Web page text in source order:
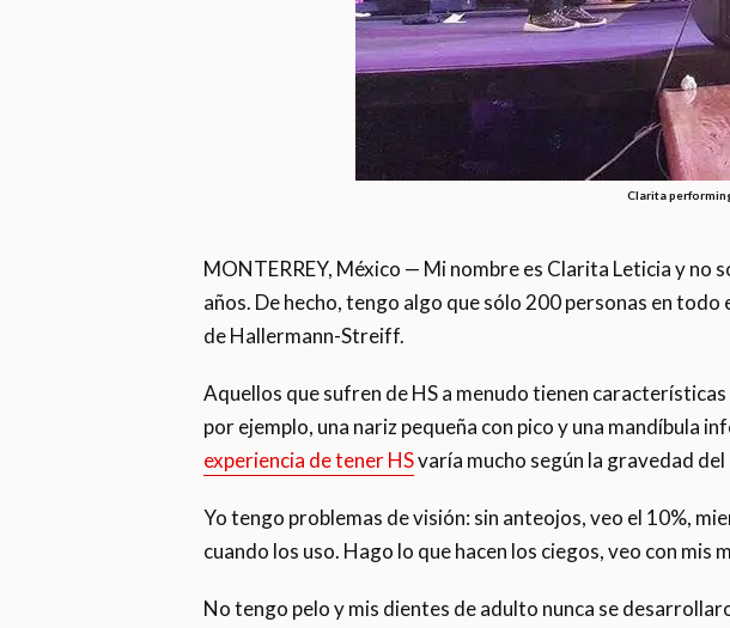
Clarita
MONTERREY, México — Mi nombre es Clarita Leticia y no
años. De hecho, tengo algo que sólo 200 personas en
de Hallermann-Streiff.
Aquellos que sufren de HS a menudo tienen
por ejemplo, una nariz pequeña con pico y una mandíbula
experiencia de tener HSvaría mucho según la gravedad del
Yo tengo problemas de visión: sin anteojos, veo el 10%,
cuando los uso. Hago lo que hacen los ciegos, veo con mis
No tengo pelo y mis dientes de adulto nunca se